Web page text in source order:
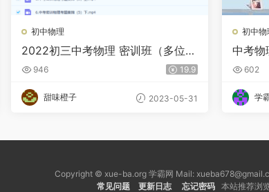
初中物理
2022初三中考物理 密训班（多位老
师合讲）
946 19.9
甜味橙子 2023-05-31
初中物
中考物
课程
602
学
Copyright © xue-ba.org 学霸网 Mail:
常见问题
更新日志 忘记密码 本站推荐浏